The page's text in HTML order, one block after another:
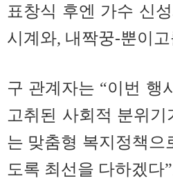
표창식 후엔 가수 신
시계와, 내짝꿍-뿐이
구 관계자는 “이번 행
고취된 사회적 분위
는 맞춤형 복지정책으
도록 최선을 다하겠다